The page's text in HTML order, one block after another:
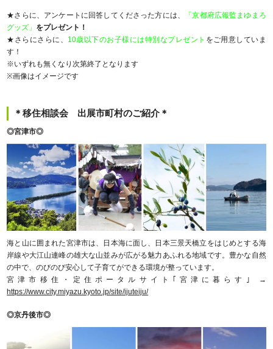
★さらに、アンケートに回答してくださった方には、
「京都府広報監まゆまろ
グッズ」 をプレゼント！
★さらにさらに、 10歳以下のお子様には特別なプレゼント をご用意していま
す！
※いずれも無くなり次第終了となります
※画像はイメージです
＊移住相談会 出展市町村のご紹介＊
◎宮津市◎
海と山に囲まれた宮津市は、日本海に面し、日本三景天橋立をはじめとする海
岸線や大江山連峰の雄大な山並みが広がる魅力あふれる地域です。豊かな自然
の中で、のびのび安心して子育てができる環境が整っています。
宮津市移住・定住ポータルサイト｢宮津に暮らす｣ →
https://www.city.miyazu.kyoto.jp/site/ijuteiju/
◎京丹後市◎